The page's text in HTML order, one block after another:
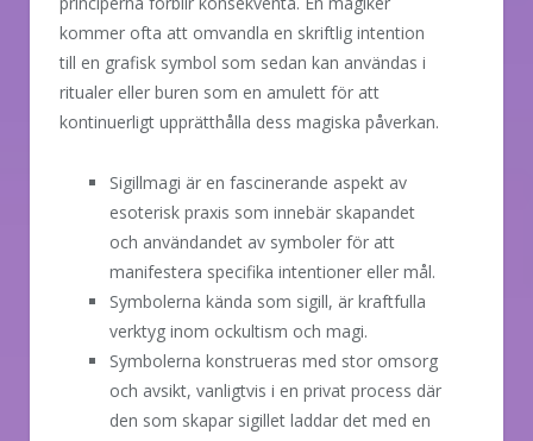
kommer ofta att omvandla en skriftlig intention
till en grafisk symbol som sedan kan användas i
ritualer eller buren som en amulett för att
kontinuerligt upprätthålla dess magiska påverkan.
Sigillmagi är en fascinerande aspekt av
esoterisk praxis som innebär skapandet
och användandet av symboler för att
manifestera specifika intentioner eller mål.
Symbolerna kända som sigill, är kraftfulla
verktyg inom ockultism och magi.
Symbolerna konstrueras med stor omsorg
och avsikt, vanligtvis i en privat process där
den som skapar sigillet laddar det med en